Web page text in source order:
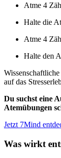
Atme 4
Halte die
Atme 4
Halte den
auf das
Du suchst eine
Atemübungen
Jetzt 7Mind
Was wirkt